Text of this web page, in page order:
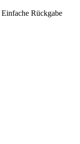
Einfache Rückgabe